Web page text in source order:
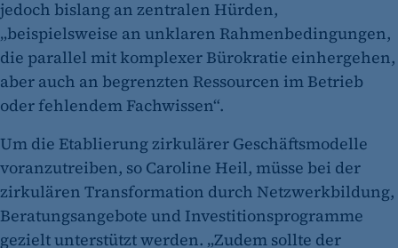
jedoch bislang an zentralen Hürden,
„beispielsweise an unklaren Rahmenbedingungen,
die parallel mit komplexer Bürokratie einhergehen,
aber auch an begrenzten Ressourcen im Betrieb
oder fehlendem Fachwissen“.
Um die Etablierung zirkulärer Geschäftsmodelle
voranzutreiben, so Caroline Heil, müsse bei der
zirkulären Transformation durch Netzwerkbildung,
Beratungsangebote und Investitionsprogramme
gezielt unterstützt werden. „Zudem sollte der